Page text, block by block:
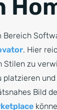
Bereich
. Hier
zu
Bild